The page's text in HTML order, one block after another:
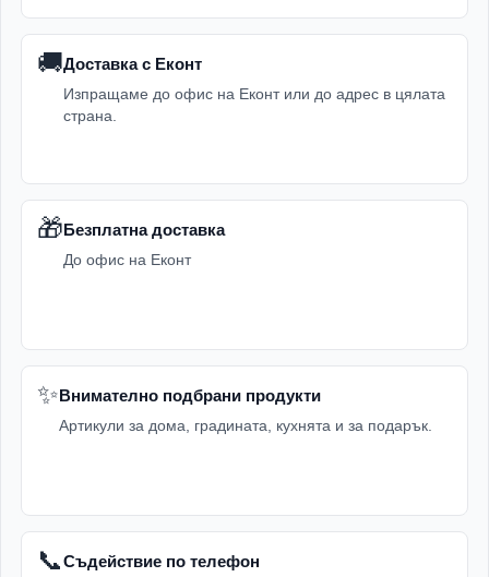
🚚Доставка с Еконт
Изпращаме до офис на Еконт или до адрес в цялата
страна.
🎁Безплатна доставка
До офис на Еконт
✨Внимателно подбрани продукти
Артикули за дома, градината, кухнята и за подарък.
📞Съдействие по телефон